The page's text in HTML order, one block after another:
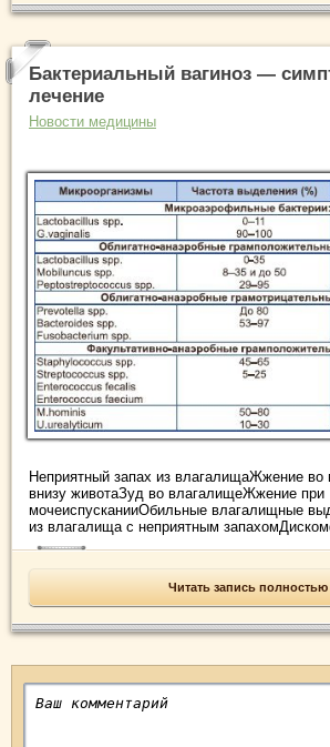
Бактериальный вагиноз —
лечение
Новости медицины
Неприятный запах из влагалищаЖжение
внизу животаЗуд во влагалищеЖжение при
мочеиспусканииОбильные влагалищные
из влагалища с неприятным
Читать запись полностью